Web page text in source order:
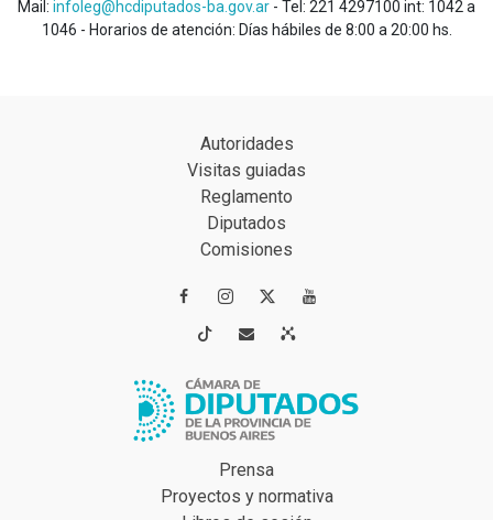
Mail: infoleg@hcdiputados-ba.gov.ar - Tel: 221 4297100 int: 1042 a
1046 - Horarios de atención: Días hábiles de 8:00 a 20:00 hs.
Autoridades
Visitas guiadas
Reglamento
Diputados
Comisiones
 
 
Prensa
Proyectos y normativa